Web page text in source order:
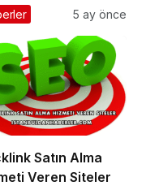
Rehber
5 ay önce
Satın Alma
Veren Siteler